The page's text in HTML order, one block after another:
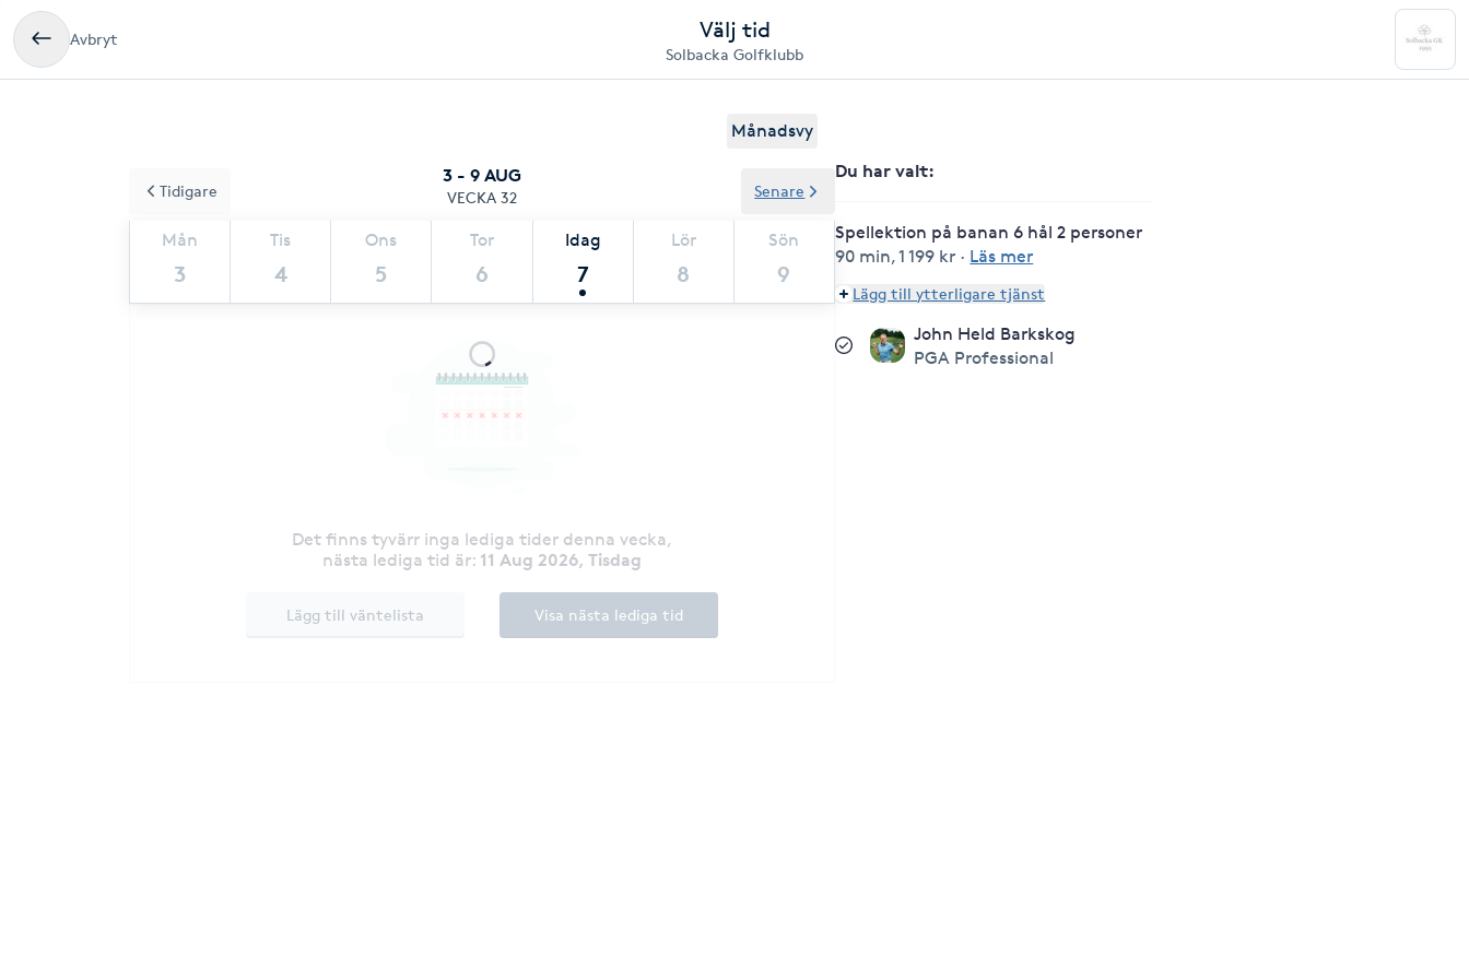
Avbryt Välj tid
Solbacka Golfklubb
Månadsvy
3 - 9 AUG
VECKA 32
Mån
3
Tis
4
Ons
5
Tor
6
Idag
7
Lör
8
Sön
9
Tidigare Senare
Det finns tyvärr inga lediga tider denna vecka,
nästa lediga tid är: 11 Aug 2026, Tisdag
Lägg till väntelista Visa nästa lediga tid
Du har valt:
Spellektion på banan 6 hål 2 personer
90 min,1 199 kr · Läs mer
Lägg till ytterligare tjänst
John Held Barkskog
PGA Professional